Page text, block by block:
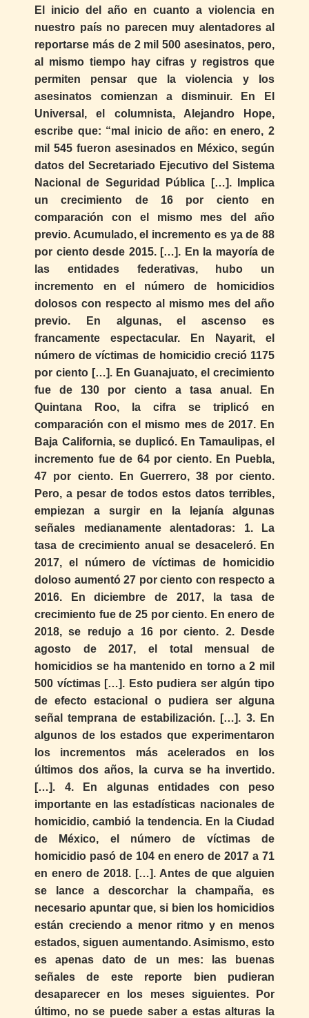
El inicio del año en cuanto a violencia en
nuestro país no parecen muy alentadores al
reportarse más de 2 mil 500 asesinatos, pero,
al mismo tiempo hay cifras y registros que
permiten pensar que la violencia y los
asesinatos comienzan a disminuir. En El
Universal, el columnista, Alejandro Hope,
escribe que: “mal inicio de año: en enero, 2
mil 545 fueron asesinados en México, según
datos del Secretariado Ejecutivo del Sistema
Nacional de Seguridad Pública […]. Implica
un crecimiento de 16 por ciento en
comparación con el mismo mes del año
previo. Acumulado, el incremento es ya de 88
por ciento desde 2015. […]. En la mayoría de
las entidades federativas, hubo un
incremento en el número de homicidios
dolosos con respecto al mismo mes del año
previo. En algunas, el ascenso es
francamente espectacular. En Nayarit, el
número de víctimas de homicidio creció 1175
por ciento […]. En Guanajuato, el crecimiento
fue de 130 por ciento a tasa anual. En
Quintana Roo, la cifra se triplicó en
comparación con el mismo mes de 2017. En
Baja California, se duplicó. En Tamaulipas, el
incremento fue de 64 por ciento. En Puebla,
47 por ciento. En Guerrero, 38 por ciento.
Pero, a pesar de todos estos datos terribles,
empiezan a surgir en la lejanía algunas
señales medianamente alentadoras: 1. La
tasa de crecimiento anual se desaceleró. En
2017, el número de víctimas de homicidio
doloso aumentó 27 por ciento con respecto a
2016. En diciembre de 2017, la tasa de
crecimiento fue de 25 por ciento. En enero de
2018, se redujo a 16 por ciento. 2. Desde
agosto de 2017, el total mensual de
homicidios se ha mantenido en torno a 2 mil
500 víctimas […]. Esto pudiera ser algún tipo
de efecto estacional o pudiera ser alguna
señal temprana de estabilización. […]. 3. En
algunos de los estados que experimentaron
los incrementos más acelerados en los
últimos dos años, la curva se ha invertido.
[…]. 4. En algunas entidades con peso
importante en las estadísticas nacionales de
homicidio, cambió la tendencia. En la Ciudad
de México, el número de víctimas de
homicidio pasó de 104 en enero de 2017 a 71
en enero de 2018. […]. Antes de que alguien
se lance a descorchar la champaña, es
necesario apuntar que, si bien los homicidios
están creciendo a menor ritmo y en menos
estados, siguen aumentando. Asimismo, esto
es apenas dato de un mes: las buenas
señales de este reporte bien pudieran
desaparecer en los meses siguientes. Por
último, no se puede saber a estas alturas la